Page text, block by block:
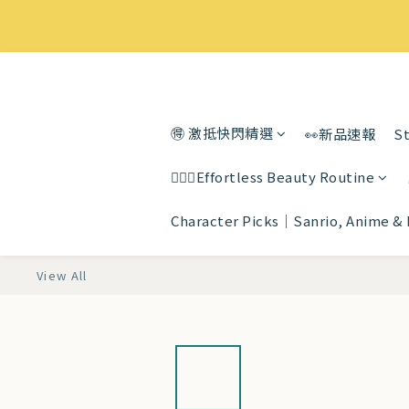
🉐 激抵快閃精選 👀新品速報
💆🏻‍♀️Effortless Beauty Routine
Character Picks｜Sanrio, Anime &
View All